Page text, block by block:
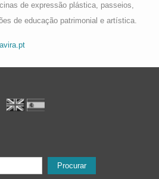
de expressão plástica, passeios,
de educação patrimonial e artística.